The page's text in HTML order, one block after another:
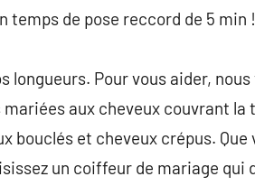
temps de pose reccord de 5 min !
Pour vous aider, nous
aux cheveux couvrant la
bouclés et cheveux crépus. Que
un coiffeur de mariage qui